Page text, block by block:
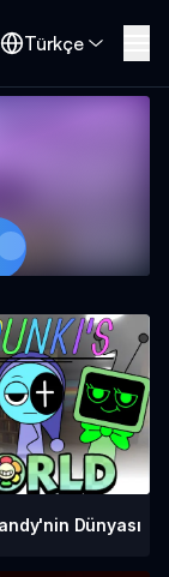
Türkçe
Dünyası